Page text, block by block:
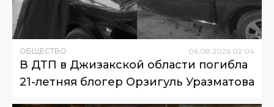
ОБЩЕСТВО 06 08 2026 02:04
В ДТП в Джизакской области погибла
21-летняя блогер Орзигуль Уразматова